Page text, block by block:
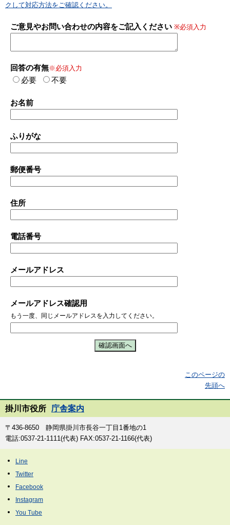
クして対応方法をご確認ください。
ご意見やお問い合わせの内容をご記入ください ※必須入力
回答の有無※必須入力
必要 不要
お名前
ふりがな
郵便番号
住所
電話番号
メールアドレス
メールアドレス確認用
もう一度、同じメールアドレスを入力してください。
このページの
先頭へ
掛川市役所 庁舎案内
〒436-8650 静岡県掛川市長谷一丁目1番地の1
電話:0537-21-1111(代表) FAX:0537-21-1166(代表)